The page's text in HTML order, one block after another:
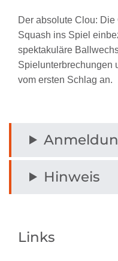
Der absolute Clou:
Squash ins Spiel
spektakuläre
Spielunterbrechungen
vom ersten Schlag an.
Hinweis
Links